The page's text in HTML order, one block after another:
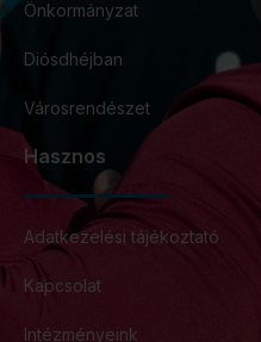
Önkormányzat
Diósdhéjban
Városrendészet
Hasznos
Adatkezelési tájékoztató
Kapcsolat
Intézményeink